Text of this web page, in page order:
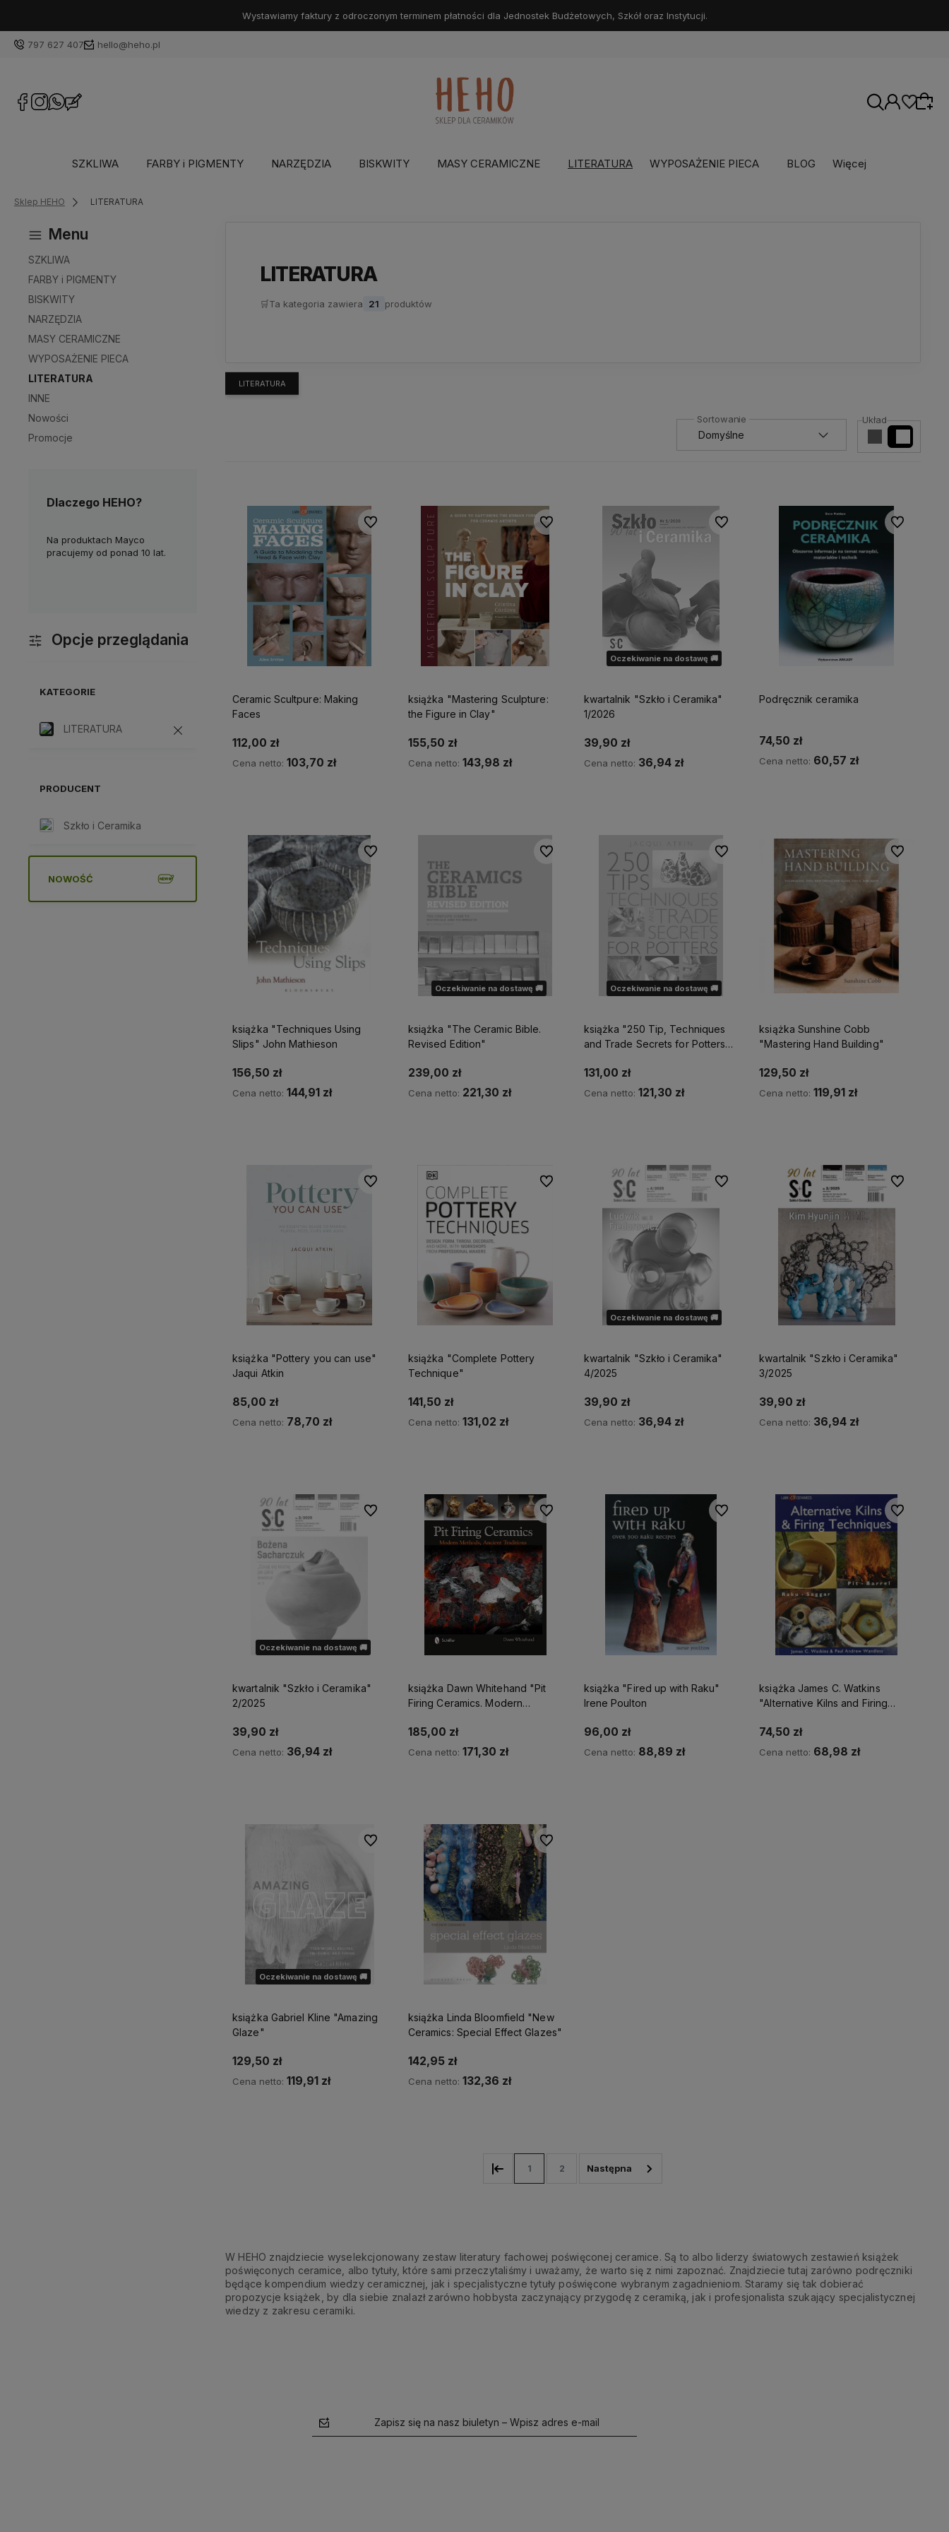
Wystawiamy faktury z odroczonym terminem płatności dla Jednostek Budżetowych, Szkół oraz Instytucji.
797 627 407 hello@heho.pl
SZKLIWA FARBY i PIGMENTY NARZĘDZIA BISKWITY MASY CERAMICZNE LITERATURA WYPOSAŻENIE PIECA BLOG Więcej
Sklep HEHO LITERATURA
Menu
SZKLIWA
FARBY i PIGMENTY
BISKWITY
NARZĘDZIA
MASY CERAMICZNE
WYPOSAŻENIE PIECA
LITERATURA
INNE
Nowości
Promocje
Dlaczego HEHO?
Na produktach Mayco
pracujemy od ponad 10 lat.
Chętnie dzielimy się wiedzą i
doświadczeniem z naszymi
Klientami. Masz pytania?
Skontaktuj się z nami!
Mamy kilkunastoletnie
doświadczenie praktyczne w
ceramice.
Na produktach Mayco
pracujemy od ponad 10 lat.
Opcje przeglądania
KATEGORIE
LITERATURA
PRODUCENT
Szkło i Ceramika
NOWOŚĆ
LITERATURA
🛒Ta kategoria zawiera 21 produktów
LITERATURA
Układ
Ceramic Scultpure: Making
Faces
112,00 zł
Cena netto: 103,70 zł
Do ulubionych
książka "Mastering Sculpture:
the Figure in Clay"
155,50 zł
Cena netto: 143,98 zł
Do ulubionych
Oczekiwanie na dostawę 🚚
kwartalnik "Szkło i Ceramika"
1/2026
39,90 zł
Cena netto: 36,94 zł
Do ulubionych
Podręcznik ceramika
74,50 zł
Cena netto: 60,57 zł
Do ulubionych
książka "Techniques Using
Slips" John Mathieson
156,50 zł
Cena netto: 144,91 zł
Do ulubionych
Oczekiwanie na dostawę 🚚
książka "The Ceramic Bible.
Revised Edition"
239,00 zł
Cena netto: 221,30 zł
Do ulubionych
Oczekiwanie na dostawę 🚚
książka "250 Tip, Techniques
and Trade Secrets for Potters"
131,00 zł
Cena netto: 121,30 zł
Do ulubionych
książka Sunshine Cobb
"Mastering Hand Building"
129,50 zł
Cena netto:119,91 zł
Do ulubionych
książka "Pottery you can use"
Jaqui Atkin
85,00 zł
Cena netto: 78,70 zł
Do ulubionych
książka "Complete Pottery
Technique"
141,50 zł
Cena netto: 131,02 zł
Do ulubionych
Oczekiwanie na dostawę 🚚
kwartalnik "Szkło i Ceramika"
4/2025
39,90 zł
Cena netto: 36,94 zł
Do ulubionych
kwartalnik "Szkło i Ceramika"
3/2025
39,90 zł
Cena netto: 36,94 zł
Do ulubionych
Oczekiwanie na dostawę 🚚
kwartalnik "Szkło i Ceramika"
2/2025
39,90 zł
Cena netto: 36,94 zł
Do ulubionych
książka Dawn Whitehand "Pit
Firing Ceramics. Modern
185,00 zł
Cena netto: 171,30 zł
Do ulubionych
książka "Fired up with Raku"
Irene Poulton
96,00 zł
Cena netto: 88,89 zł
Do ulubionych
książka James C. Watkins
"Alternative Kilns and Firing
74,50 zł
Cena netto: 68,98 zł
Do ulubionych
Oczekiwanie na dostawę 🚚
książka Gabriel Kline "Amazing
Glaze"
129,50 zł
Cena netto: 119,91 zł
Do ulubionych
książka Linda Bloomfield "New
Ceramics: Special Effect Glazes"
142,95 zł
Cena netto: 132,36 zł
Do ulubionych
1 2
W HEHO znajdziecie wyselekcjonowany zestaw literatury fachowej poświęconej ceramice. Są to albo liderzy światowych zestawień książek
poświęconych ceramice, albo tytuły, które sami przeczytaliśmy i uważamy, że warto się z nimi zapoznać. Znajdziecie tutaj zarówno podręczniki
będące kompendium wiedzy ceramicznej, jak i specjalistyczne tytuły poświęcone wybranym zagadnieniom. Staramy się tak dobierać
propozycje książek, by dla siebie znalazł zarówno hobbysta zaczynający przygodę z ceramiką, jak i profesjonalista szukający specjalistycznej
wiedzy z zakresu ceramiki.
Zapisz się na nasz biuletyn – Wpisz adres e-mail